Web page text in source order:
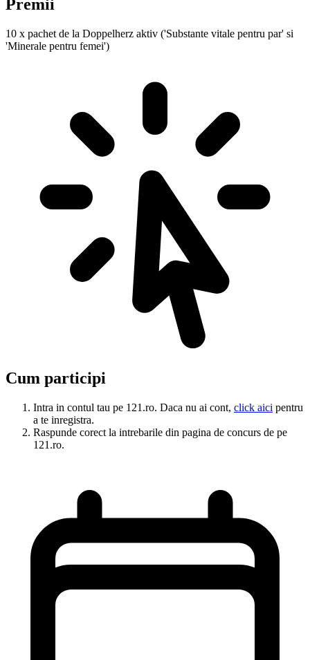
Premii
10 x pachet de la Doppelherz aktiv ('Substante vitale pentru par' si
'Minerale pentru femei')
Cum participi
Intra in contul tau pe 121.ro. Daca nu ai cont, click aici pentru
a te inregistra.
Raspunde corect la intrebarile din pagina de concurs de pe
121.ro.